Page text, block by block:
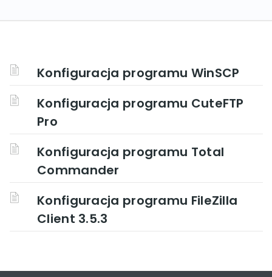
Konfiguracja programu WinSCP
Konfiguracja programu CuteFTP
Pro
Konfiguracja programu Total
Commander
Konfiguracja programu FileZilla
Client 3.5.3